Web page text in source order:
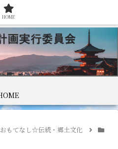
もてなし☆伝統・郷土文化
HOME